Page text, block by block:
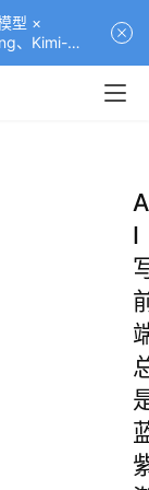
型 ×
、Kimi-
A
I